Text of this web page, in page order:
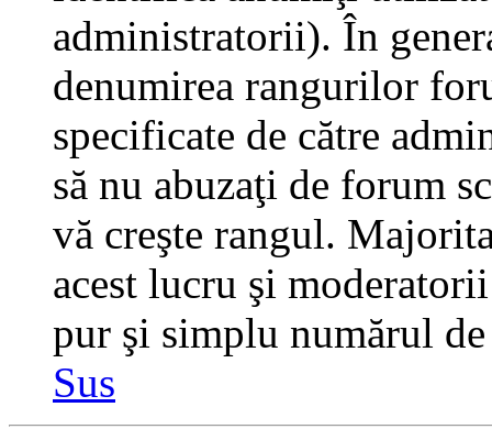
administratorii). În
denumirea rangurilor
specificate de către
să nu abuzaţi de forum
vă creşte rangul.
acest lucru şi
pur şi simplu numărul de
Sus